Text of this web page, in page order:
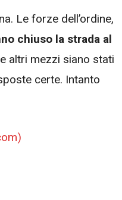
Le forze dell’ordine,
chiuso la strada al
altri mezzi siano stati
certe. Intanto